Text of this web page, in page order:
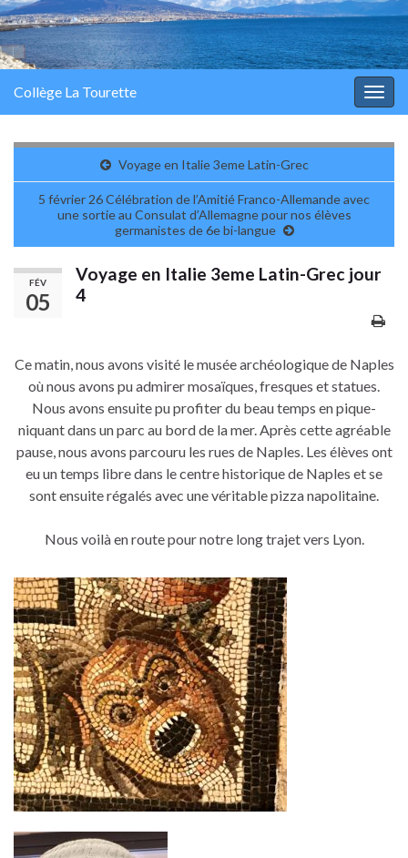
Collège La Tourette
Voyage en Italie 3eme Latin-Grec
5 février 26 Célébration de l’Amitié Franco-Allemande avec
une sortie au Consulat d’Allemagne pour nos élèves
germanistes de 6e bi-langue
FÉV
05
Voyage en Italie 3eme Latin-Grec jour
4
Ce matin, nous avons visité le musée archéologique de Naples
où nous avons pu admirer mosaïques, fresques et statues.
Nous avons ensuite pu profiter du beau temps en pique-
niquant dans un parc au bord de la mer. Après cette agréable
pause, nous avons parcouru les rues de Naples. Les élèves ont
eu un temps libre dans le centre historique de Naples et se
sont ensuite régalés avec une véritable pizza napolitaine.
Nous voilà en route pour notre long trajet vers Lyon.